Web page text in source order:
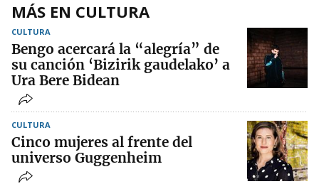
MÁS EN CULTURA
CULTURA
Bengo acercará la “alegría” de
su canción ‘Bizirik gaudelako’ a
Ura Bere Bidean
CULTURA
Cinco mujeres al frente del
universo Guggenheim